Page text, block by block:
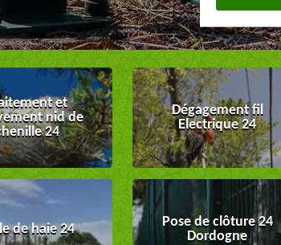
et
nid de
24
Dégagement fil
Electrique 24
de haie 24
Pose de clôture 24
Dordogne